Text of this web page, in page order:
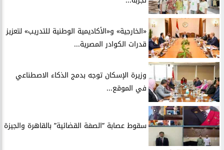
​«الخارجية» و«الأكاديمية الوطنية للتدريب» لتعزيز
قدرات الكوادر المصرية...
​وزيرة الإسكان توجه بدمج الذكاء الاصطناعي
في الموقع...
سقوط عصابة ”الصفة القضائية” بالقاهرة والجيزة